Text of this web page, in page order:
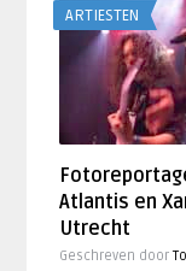
ARTIESTEN
Atlantis en
Utrecht
Geschreven door